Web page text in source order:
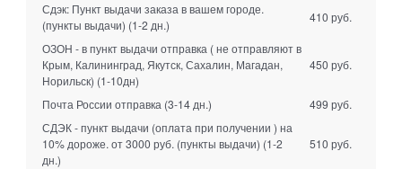
Сдэк: Пункт выдачи заказа в вашем городе.
(пункты выдачи) (1-2 дн.)
410 руб.
ОЗОН - в пункт выдачи отправка ( не отправляют в
Крым, Калининград, Якутск, Сахалин, Магадан,
Норильск) (1-10дн)
450 руб.
Почта России отправка (3-14 дн.)
499 руб.
СДЭК - пункт выдачи (оплата при получении ) на
10% дороже. от 3000 руб. (пункты выдачи) (1-2
дн.)
510 руб.